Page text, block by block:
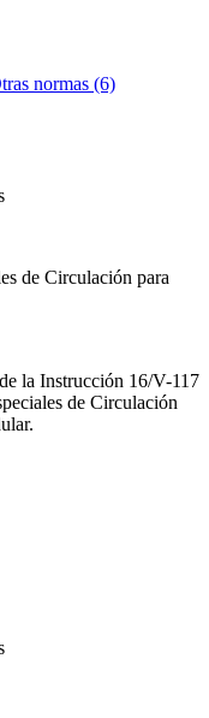
normas (6)
de Circulación para
la Instrucción 16/V-117
de Circulación